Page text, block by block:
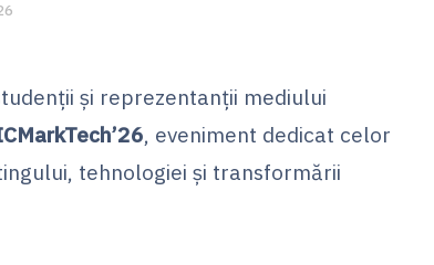
și reprezentanții mediului
, eveniment dedicat celor
tehnologiei și transformării